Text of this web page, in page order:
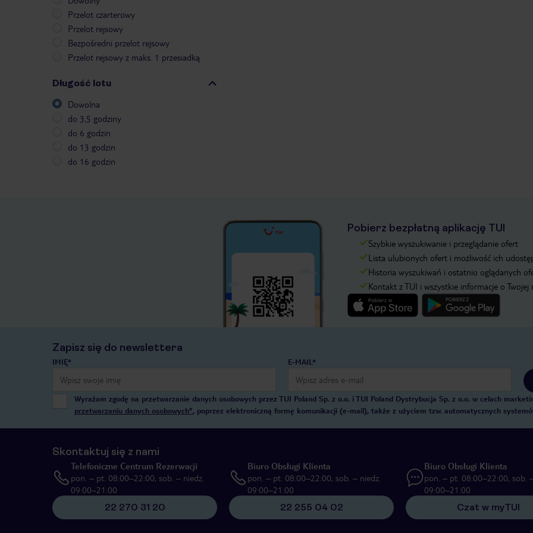
Przelot czarterowy
Przelot rejsowy
Bezpośredni przelot rejsowy
Przelot rejsowy z maks. 1 przesiadką
Długość lotu
Dowolna
do 3,5 godziny
do 6 godzin
do 13 godzin
do 16 godzin
Pobierz bezpłatną aplikację TUI
Szybkie wyszukiwanie i przeglądanie ofert
Lista ulubionych ofert i możliwość ich
Historia wyszukiwań i ostatnio oglądanych
Kontakt z TUI i wszystkie informacje o Twojej
Zapisz się do newslettera
IMIĘ* E-MAIL*
Wyrażam zgodę na przetwarzanie danych osobowych przez TUI Poland Sp. z o.o. i TUI Poland Dystrybucja Sp. z o.o. w celach
przetwarzaniu danych osobowych”, poprzez elektroniczną formę komunikacji (e-mail), także z użyciem tzw. automatycznych
Skontaktuj się z nami
Telefoniczne Centrum Rezerwacji
pon. – pt. 08:00–22:00, sob. – niedz.
09:00–21:00
22 270 31 20
Biuro Obsługi Klienta
pon. – pt. 08:00–22:00, sob. – niedz.
09:00–21:00
22 255 04 02
Biuro Obsługi Klienta
pon. – pt. 08:00–22:00, sob.
09:00–21:00
Czat w myTUI